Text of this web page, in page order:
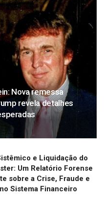
Nova remessa
revela detalhes
e Liquidação do
Um Relatório Forense
sobre a Crise, Fraude e
Sistema Financeiro